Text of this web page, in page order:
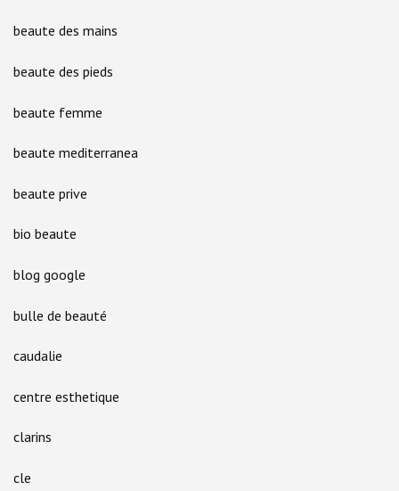
beaute des mains
beaute des pieds
beaute femme
beaute mediterranea
beaute prive
bio beaute
blog google
bulle de beauté
caudalie
centre esthetique
clarins
cle